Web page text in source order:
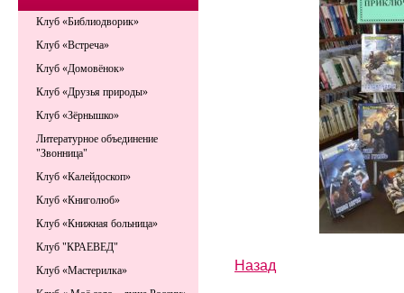
Назад
Клуб «Библиодворик»
Клуб «Встреча»
Клуб «Домовёнок»
Клуб «Друзья природы»
Клуб «Зёрнышко»
Литературное объединение
"Звонница"
Клуб «Калейдоскоп»
Клуб «Книголюб»
Клуб «Книжная больница»
Клуб "КРАЕВЕД"
Клуб «Мастерилка»